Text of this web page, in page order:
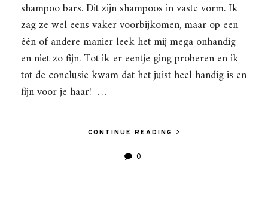
shampoo bars. Dit zijn shampoos in vaste vorm. Ik
zag ze wel eens vaker voorbijkomen, maar op een
één of andere manier leek het mij mega onhandig
en niet zo fijn. Tot ik er eentje ging proberen en ik
tot de conclusie kwam dat het juist heel handig is en
fijn voor je haar! …
CONTINUE READING
0